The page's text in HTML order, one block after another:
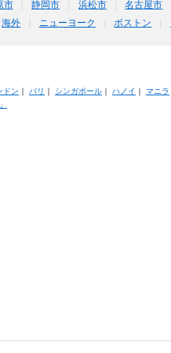
市 静岡市 浜松市 名古屋市
海外 ニューヨーク ボストン
ドン ｜ パリ ｜ シンガポール｜ ハノイ ｜ マニラ